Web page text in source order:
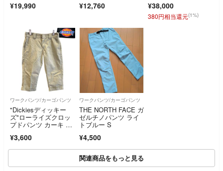
品 タグ付き ベージュ
¥19,990 ¥12,760 ¥38,000
380円相当還元(1%)
ワークパンツ/カーゴパンツ
"Dickiesディッキー
ズ"ローライズクロッ
プドパンツ カーキ W
ンツ ショートパン
ツ ベージュ
¥3,600
ワークパンツ/カーゴパンツ
THE NORTH FACE ガ
ゼルチノパンツ ライ
トブルー S
¥4,500
関連商品をもっと見る